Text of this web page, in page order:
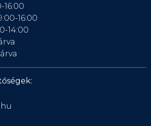
16:00
16:00
14:00